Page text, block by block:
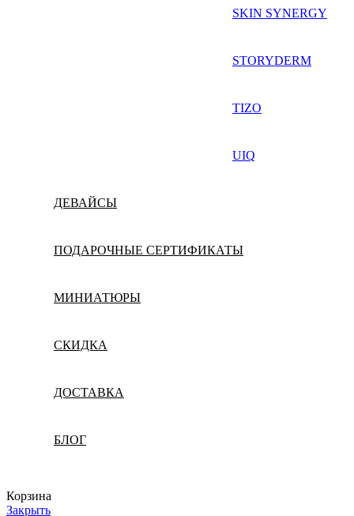
SKIN SYNERGY
STORYDERM
TIZO
UIQ
ДЕВАЙСЫ
ПОДАРОЧНЫЕ СЕРТИФИКАТЫ
МИНИАТЮРЫ
СКИДКА
ДОСТАВКА
БЛОГ
Корзина
Закрыть